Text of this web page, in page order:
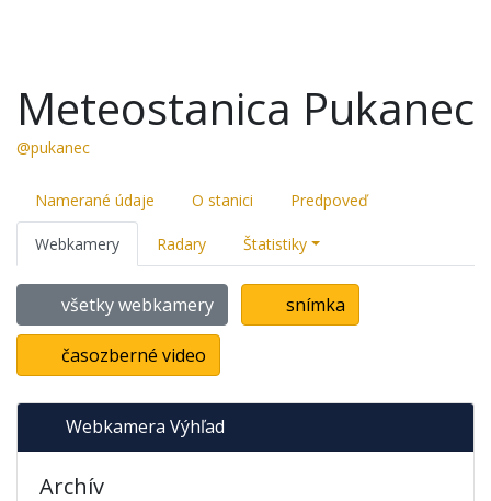
Meteostanica Pukanec
@pukanec
Namerané údaje O stanici Predpoveď
Webkamery Radary Štatistiky
všetky webkamery snímka
časozberné video
Webkamera Výhľad
Archív